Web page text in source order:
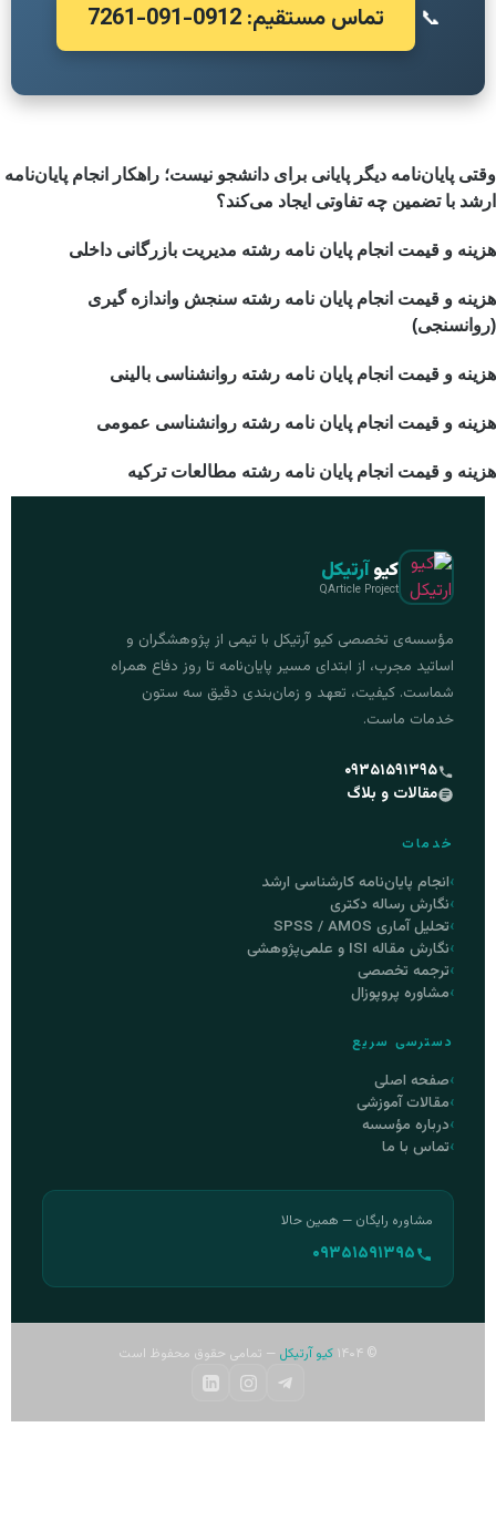
📞 تماس مستقیم: 0912-091-7261
وقتی پایان‌نامه دیگر پایانی برای دانشجو نیست؛ راهکار انجام پایان‌نامه
ارشد با تضمین چه تفاوتی ایجاد می‌کند؟
هزینه و قیمت انجام پایان نامه رشته مدیریت بازرگانی داخلی
هزینه و قیمت انجام پایان نامه رشته سنجش واندازه گیری
(روانسنجی)
هزینه و قیمت انجام پایان نامه رشته روانشناسی بالینی
هزینه و قیمت انجام پایان نامه رشته روانشناسی عمومی
هزینه و قیمت انجام پایان نامه رشته مطالعات ترکیه
کیوآرتیکل
QArticle Project
مؤسسه‌ی تخصصی کیو آرتیکل با تیمی از پژوهشگران و
اساتید مجرب، از ابتدای مسیر پایان‌نامه تا روز دفاع همراه
شماست. کیفیت، تعهد و زمان‌بندی دقیق سه ستون
خدمات ماست.
۰۹۳۵۱۵۹۱۳۹۵
مقالات و بلاگ
خدمات
انجام پایان‌نامه کارشناسی ارشد
نگارش رساله دکتری
تحلیل آماری SPSS / AMOS
نگارش مقاله ISI و علمی‌پژوهشی
ترجمه تخصصی
مشاوره پروپوزال
دسترسی سریع
صفحه اصلی
مقالات آموزشی
درباره مؤسسه
تماس با ما
مشاوره رایگان — همین حالا
۰۹۳۵۱۵۹۱۳۹۵
© ۱۴۰۴ کیو آرتیکل — تمامی حقوق محفوظ است